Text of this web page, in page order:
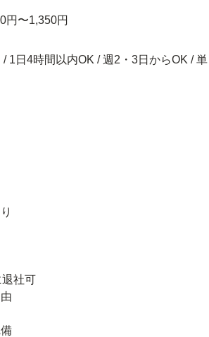
円〜1,350円
/ 1日4時間以内OK / 週2・3日からOK / 単
社可